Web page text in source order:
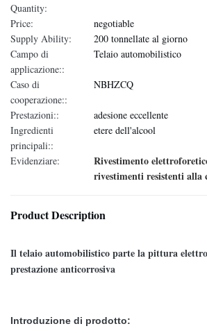
Quantity:
Price:
negotiable
Supply Ability:
200 tonnellate al giorno
Campo di
applicazione::
Telaio automobilistico
Caso di
cooperazione::
NBHZCQ
Prestazioni::
adesione eccellente
Ingredienti
principali::
etere dell'alcool
Evidenziare: Rivestimento
rivestimenti resistenti alla
Product Description
Il telaio automobilistico parte la pittura
prestazione anticorrosiva
Introduzione di prodotto: